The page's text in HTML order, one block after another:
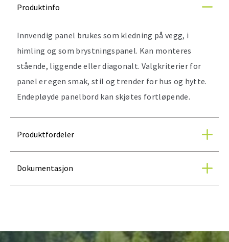
Produktinfo
Innvendig panel brukes som kledning på vegg, i
himling og som brystningspanel. Kan monteres
stående, liggende eller diagonalt. Valgkriterier for
panel er egen smak, stil og trender for hus og hytte.
Endepløyde panelbord kan skjøtes fortløpende.
Produktfordeler
Dokumentasjon